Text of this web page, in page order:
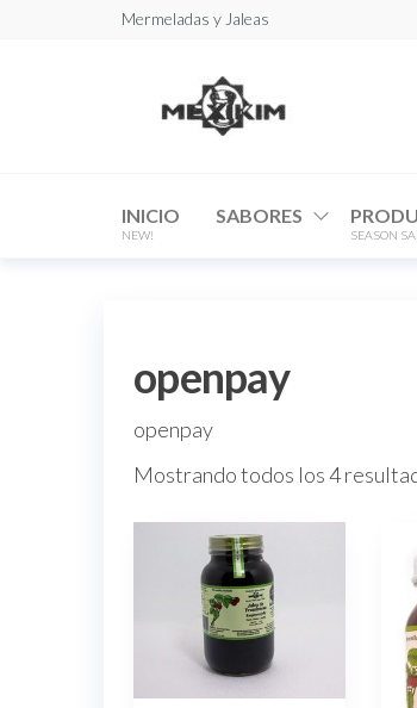
Mermeladas y Jaleas
INICIO
NEW!
SABORES
SEASON
openpay
openpay
Mostrando todos los 4